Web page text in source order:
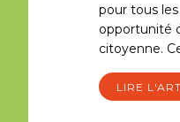
pour tous
opportunité
citoyenne.
LIRE